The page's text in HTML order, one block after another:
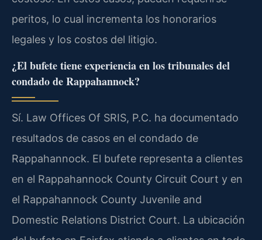
peritos, lo cual incrementa los honorarios
legales y los costos del litigio.
¿El bufete tiene experiencia en los tribunales del
condado de Rappahannock?
Sí. Law Offices Of SRIS, P.C. ha documentado
resultados de casos en el condado de
Rappahannock. El bufete representa a clientes
en el Rappahannock County Circuit Court y en
el Rappahannock County Juvenile and
Domestic Relations District Court. La ubicación